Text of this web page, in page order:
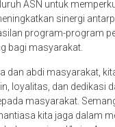
ASN untuk
sinergi
program-program
bagi masyarakat.
dan abdi masyarakat,
loyalitas, dan dedikasi
masyarakat.
kita jaga dalam